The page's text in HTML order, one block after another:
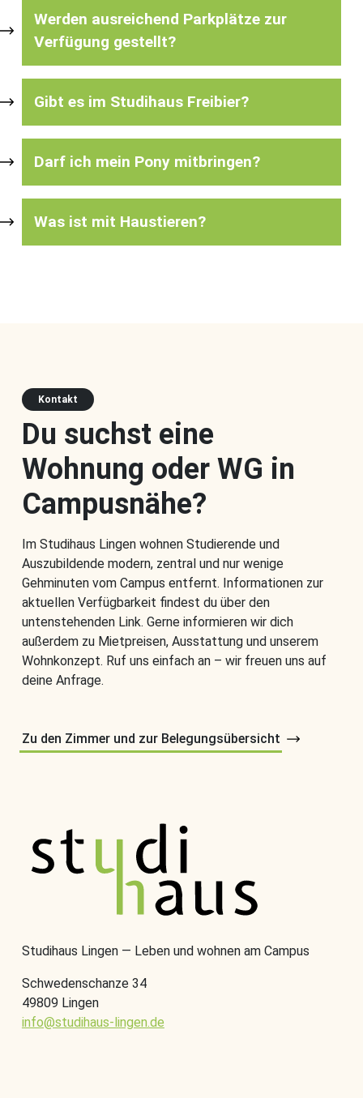
Werden ausreichend Parkplätze zur
Verfügung gestellt?
Gibt es im Studihaus Freibier?
Darf ich mein Pony mitbringen?
Was ist mit Haustieren?
Kontakt
Du suchst eine
Wohnung oder WG in
Campusnähe?
Im Studihaus Lingen wohnen Studierende und
Auszubildende modern, zentral und nur wenige
Gehminuten vom Campus entfernt. Informationen zur
aktuellen Verfügbarkeit findest du über den
untenstehenden Link. Gerne informieren wir dich
außerdem zu Mietpreisen, Ausstattung und unserem
Wohnkonzept. Ruf uns einfach an – wir freuen uns auf
deine Anfrage.
Zu den Zimmer und zur Belegungsübersicht
Studihaus Lingen — Leben und wohnen am Campus
Schwedenschanze 34
49809 Lingen
info@studihaus-lingen.de